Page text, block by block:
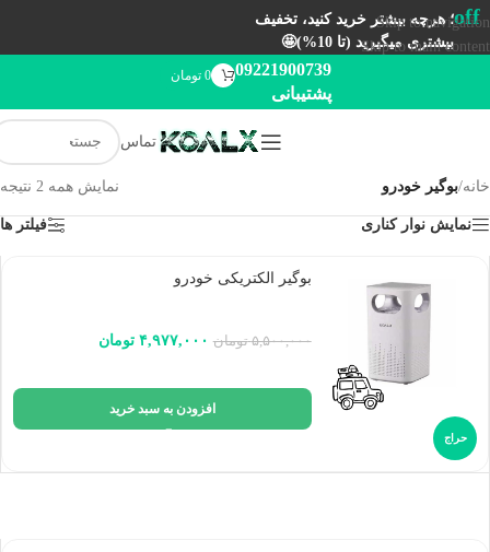
Skip to navigation
Skip to main content
off؛ هرچه بیشتر خرید کنید، تخفیف
بیشتری میگیرید (تا 10%)🤩
09221900739
پشتیبانی
0 تومان
تماس
خانه/بوگیر خودرو نمایش همه 2 نتیجه
نمایش نوار کناری فیلتر ها
حراج
بوگیر الکتریکی خودرو
۵,۵۰۰,۰۰۰ تومان ۴,۹۷۷,۰۰۰ تومان
افزودن به سبد خرید